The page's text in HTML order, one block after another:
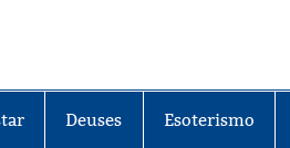
Deuses Esoterismo